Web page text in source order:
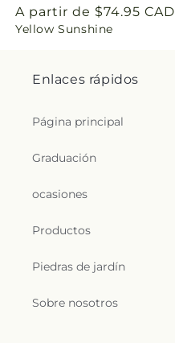
e
.
Precio
habitual
A partir de $74.95 CAD
Yellow Sunshine
Enlaces rápidos
Página principal
Graduación
ocasiones
Productos
Piedras de jardín
Sobre nosotros